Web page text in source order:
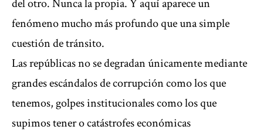
del otro. Nunca la propia. Y aquí aparece un
fenómeno mucho más profundo que una simple
cuestión de tránsito.
Las repúblicas no se degradan únicamente mediante
grandes escándalos de corrupción como los que
tenemos, golpes institucionales como los que
supimos tener o catástrofes económicas